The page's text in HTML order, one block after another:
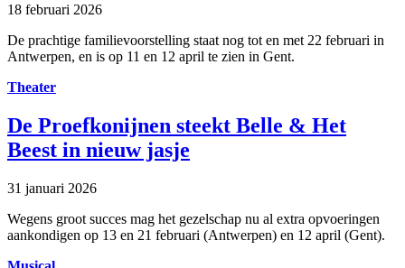
18 februari 2026
De prachtige familievoorstelling staat nog tot en met 22 februari in
Antwerpen, en is op 11 en 12 april te zien in Gent.
Theater
De Proefkonijnen steekt Belle & Het
Beest in nieuw jasje
31 januari 2026
Wegens groot succes mag het gezelschap nu al extra opvoeringen
aankondigen op 13 en 21 februari (Antwerpen) en 12 april (Gent).